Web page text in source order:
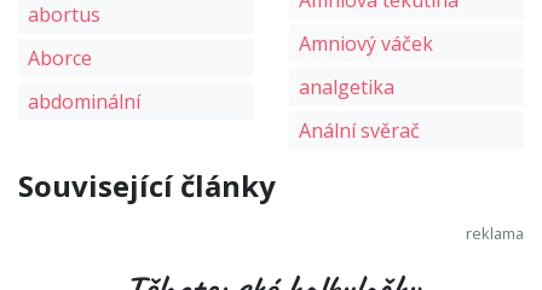
abortus
Aborce
abdominální
Amniový váček
analgetika
Anální svěrač
Související články